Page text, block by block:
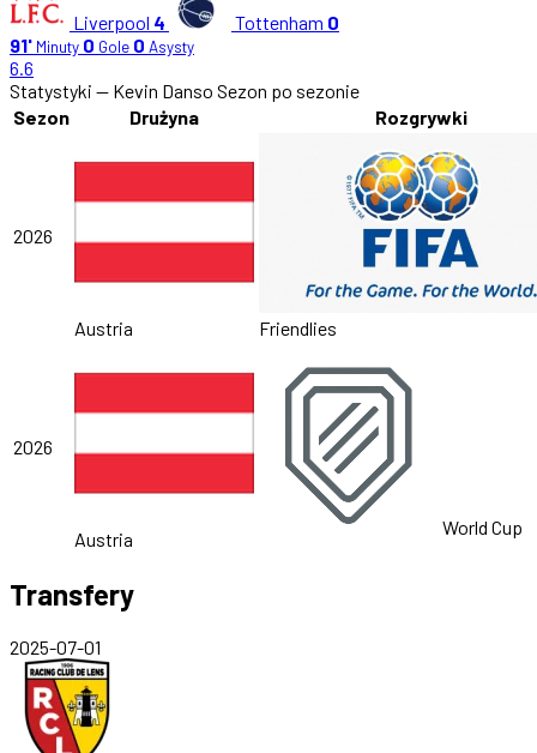
Liverpool 4 Tottenham 0
91' Minuty 0 Gole 0 Asysty
6.6
Statystyki — Kevin Danso Sezon po sezonie
Sezon
Drużyna Rozgrywki
2026
Austria Friendlies
2026
Austria
World Cup
Transfery
2025-07-01